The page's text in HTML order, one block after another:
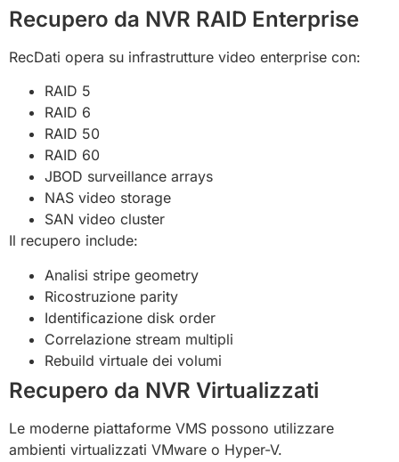
Recupero da NVR RAID Enterprise
RecDati opera su infrastrutture video enterprise con:
RAID 5
RAID 6
RAID 50
RAID 60
JBOD surveillance arrays
NAS video storage
SAN video cluster
Il recupero include:
Analisi stripe geometry
Ricostruzione parity
Identificazione disk order
Correlazione stream multipli
Rebuild virtuale dei volumi
Recupero da NVR Virtualizzati
Le moderne piattaforme VMS possono utilizzare
ambienti virtualizzati VMware o Hyper-V.